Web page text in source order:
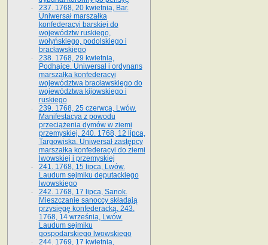
237. 1768, 20 kwietnia, Bar.
Uniwersał marszałka
konfederacyi barskiej do
województw ruskiego,
wołyńskiego, podolskiego i
bracławskiego
238. 1768, 29 kwietnia,
Podhajce. Uniwersał i ordynans
marszałka konfederacyi
województwa bracławskiego do
wo­jewództwa kijowskiego i
ruskiego
239. 1768, 25 czerwca, Lwów.
Manifestacya z powodu
przeciążenia dymów w ziemi
przemyskiej. 240. 1768, 12 lipca,
Targowiska. Uniwersał zastępcy
marszałka konfederacyi do ziemi
lwowskiej i przemyskiej
241. 1768, 15 lipca, Lwów.
Laudum sejmiku deputackiego
lwowskiego
242. 1768, 17 lipca, Sanok.
Mieszczanie sanoccy składają
przysięgę konfederacką. 243.
1768, 14 września, Lwów.
Laudum sejmiku
gospodarskiego lwowskiego
244. 1769, 17 kwietnia,